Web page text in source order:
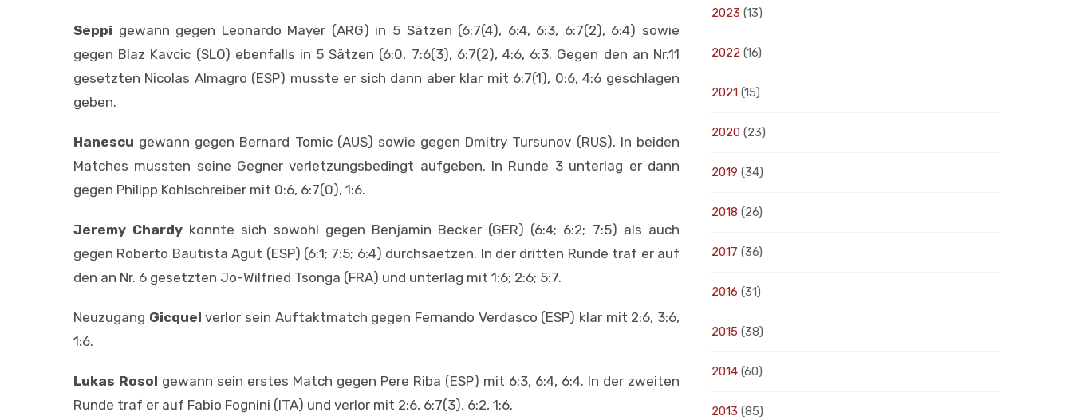
Seppi gewann gegen Leonardo Mayer (ARG) in 5 Sätzen (6:7(4), 6:4, 6:3, 6:7(2), 6:4) sowie
gegen Blaz Kavcic (SLO) ebenfalls in 5 Sätzen (6:0, 7:6(3), 6:7(2), 4:6, 6:3. Gegen den an Nr.11
gesetzten Nicolas Almagro (ESP) musste er sich dann aber klar mit 6:7(1), 0:6, 4:6 geschlagen
geben.
Hanescu gewann gegen Bernard Tomic (AUS) sowie gegen Dmitry Tursunov (RUS). In beiden
Matches mussten seine Gegner verletzungsbedingt aufgeben. In Runde 3 unterlag er dann
gegen Philipp Kohlschreiber mit 0:6, 6:7(0), 1:6.
Jeremy Chardy konnte sich sowohl gegen Benjamin Becker (GER) (6:4; 6:2; 7:5) als auch
gegen Roberto Bautista Agut (ESP) (6:1; 7:5; 6:4) durchsaetzen. In der dritten Runde traf er auf
den an Nr. 6 gesetzten Jo-Wilfried Tsonga (FRA) und unterlag mit 1:6; 2:6; 5:7.
Neuzugang Gicquelverlor sein Auftaktmatch gegen Fernando Verdasco (ESP) klar mit 2:6, 3:6,
1:6.
Lukas Rosol gewann sein erstes Match gegen Pere Riba (ESP) mit 6:3, 6:4, 6:4. In der zweiten
Runde traf er auf Fabio Fognini (ITA) und verlor mit 2:6, 6:7(3), 6:2, 1:6.
2023 (13)
2022 (16)
2021(15)
2020(23)
2019 (34)
2018 (26)
2017 (36)
2016 (31)
2015 (38)
2014(60)
2013 (85)